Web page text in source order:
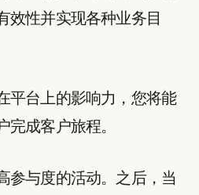
效性并实现各种业务目
平台上的影响力，您将能
成客户旅程。
参与度的活动。之后，当